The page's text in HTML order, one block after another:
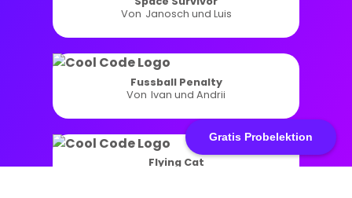
Gratis Probelektion
Von Janosch und Luis
Fussball Penalty
Von Ivan und Andrii
Flying Cat